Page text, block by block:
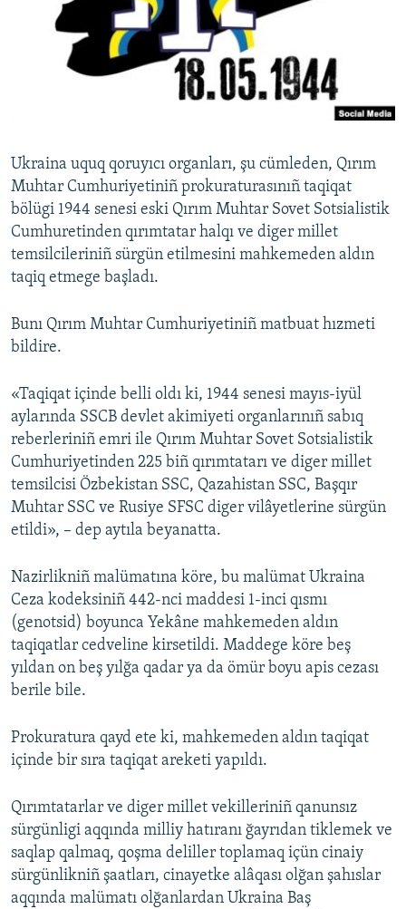
Русский
Українською
RFE/RS bütün saytları
Ukraina uquq qoruyıcı organları, şu cümleden, Qırım
Muhtar Cumhuriyetiniñ prokuraturasınıñ taqiqat
bölügi 1944 senesi eski Qırım Muhtar Sovet Sotsialistik
Cumhuretinden qırımtatar halqı ve diger millet
temsilcileriniñ sürgün etilmesini mahkemeden aldın
taqiq etmege başladı.
Bunı Qırım Muhtar Cumhuriyetiniñ matbuat hızmeti
bildire.
«Taqiqat içinde belli oldı ki, 1944 senesi mayıs-iyül
aylarında SSCB devlet akimiyeti organlarınıñ sabıq
reberleriniñ emri ile Qırım Muhtar Sovet Sotsialistik
Cumhuriyetinden 225 biñ qırımtatarı ve diger millet
temsilcisi Özbekistan SSC, Qazahistan SSC, Başqır
Muhtar SSC ve Rusiye SFSC diger vilâyetlerine sürgün
etildi», – dep aytıla beyanatta.
Nazirlikniñ malümatına köre, bu malümat Ukraina
Ceza kodeksiniñ 442-nci maddesi 1-inci qısmı
(genotsid) boyunca Yekâne mahkemeden aldın
taqiqatlar cedveline kirsetildi. Maddege köre beş
yıldan on beş yılğa qadar ya da ömür boyu apis cezası
berile bile.
Prokuratura qayd ete ki, mahkemeden aldın taqiqat
içinde bir sıra taqiqat areketi yapıldı.
Qırımtatarlar ve diger millet vekilleriniñ qanunsız
sürgünligi aqqında milliy hatıranı ğayrıdan tiklemek ve
saqlap qalmaq, qoşma deliller toplamaq içün cinaiy
sürgünlikniñ şaatları, cinayetke alâqası olğan şahıslar
aqqında malümatı olğanlardan Ukraina Baş